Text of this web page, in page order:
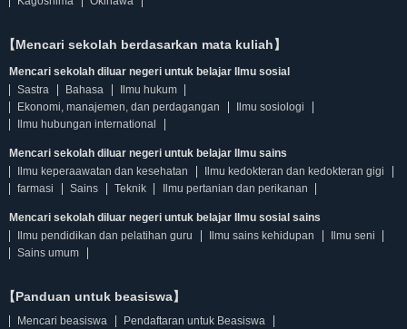
【Mencari sekolah berdasarkan mata kuliah】
Mencari sekolah diluar negeri untuk belajar Ilmu sosial
Sastra
Bahasa
Ilmu hukum
Ekonomi, manajemen, dan perdagangan
Ilmu sosiologi
Ilmu hubungan international
Mencari sekolah diluar negeri untuk belajar Ilmu sains
Ilmu keperaawatan dan kesehatan
Ilmu kedokteran dan kedokteran gigi
farmasi
Sains Teknik Ilmu pertanian dan perikanan
Mencari sekolah diluar negeri untuk belajar Ilmu sosial sains
Ilmu pendidikan dan pelatihan guru
Ilmu sains kehidupan
Ilmu seni
Sains umum
【Panduan untuk beasiswa】
Mencari beasiswa
Pendaftaran untuk Beasiswa